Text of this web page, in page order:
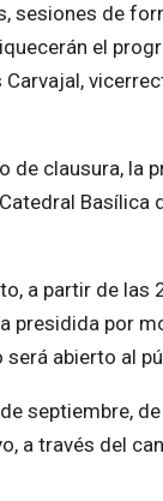
sesiones de
el
de clausura, la
Basílica
a partir de las
presidida por
abierto al
septiembre,
a través del